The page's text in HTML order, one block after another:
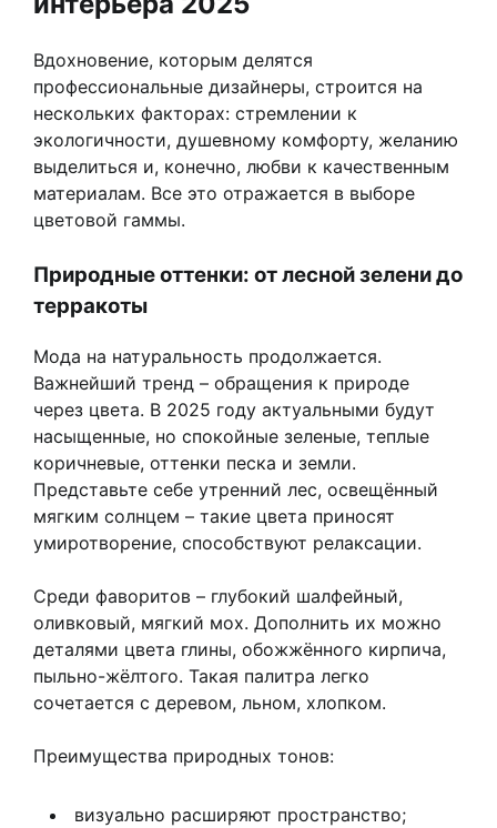
Вдохновение, которым делятся
профессиональные дизайнеры, строится на
нескольких факторах: стремлении к
экологичности, душевному комфорту, желанию
выделиться и, конечно, любви к качественным
материалам. Все это отражается в выборе
цветовой гаммы.
Природные оттенки: от лесной зелени до
терракоты
Мода на натуральность продолжается.
Важнейший тренд – обращения к природе
через цвета. В 2025 году актуальными будут
насыщенные, но спокойные зеленые, теплые
коричневые, оттенки песка и земли.
Представьте себе утренний лес, освещённый
мягким солнцем – такие цвета приносят
умиротворение, способствуют релаксации.
Среди фаворитов – глубокий шалфейный,
оливковый, мягкий мох. Дополнить их можно
деталями цвета глины, обожжённого кирпича,
пыльно-жёлтого. Такая палитра легко
сочетается с деревом, льном, хлопком.
Преимущества природных тонов:
визуально расширяют пространство;